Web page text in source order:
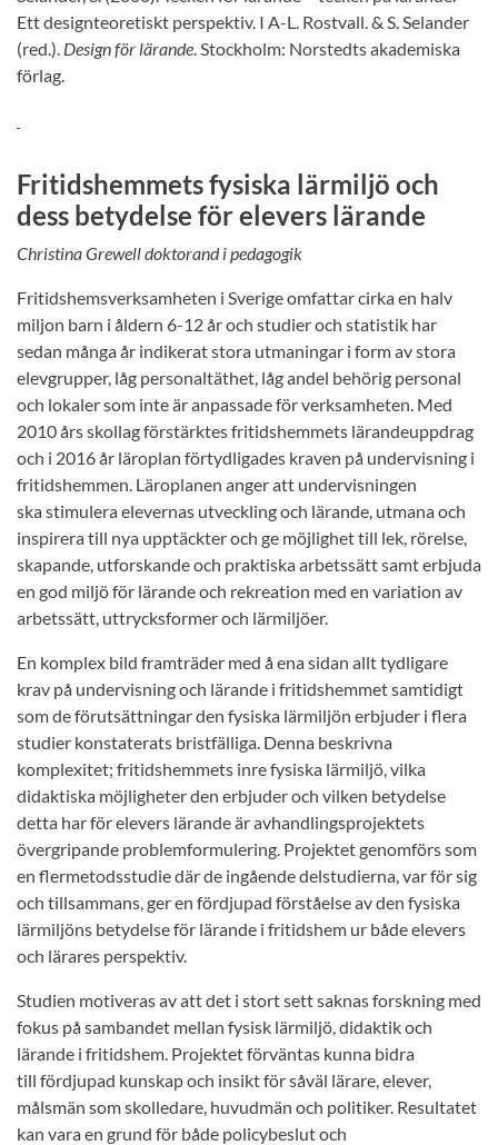
Ett designteoretiskt perspektiv. I A-L. Rostvall. & S. Selander
(red.). Design för lärande. Stockholm: Norstedts akademiska
förlag.
Fritidshemmets fysiska lärmiljö och
dess betydelse för elevers lärande
Christina Grewell doktorand i pedagogik
Fritidshemsverksamheten i Sverige omfattar cirka en halv
miljon barn i åldern 6-12 år och studier och statistik har
sedan många år indikerat stora utmaningar i form av stora
elevgrupper, låg personaltäthet, låg andel behörig personal
och lokaler som inte är anpassade för verksamheten. Med
2010 års skollag förstärktes fritidshemmets lärandeuppdrag
och i 2016 år läroplan förtydligades kraven på undervisning i
fritidshemmen. Läroplanen anger att undervisningen
ska stimulera elevernas utveckling och lärande, utmana och
inspirera till nya upptäckter och ge möjlighet till lek, rörelse,
skapande, utforskande och praktiska arbetssätt samt erbjuda
en god miljö för lärande och rekreation med en variation av
arbetssätt, uttrycksformer och lärmiljöer.
En komplex bild framträder med å ena sidan allt tydligare
krav på undervisning och lärande i fritidshemmet samtidigt
som de förutsättningar den fysiska lärmiljön erbjuder i flera
studier konstaterats bristfälliga. Denna beskrivna
komplexitet; fritidshemmets inre fysiska lärmiljö, vilka
didaktiska möjligheter den erbjuder och vilken betydelse
detta har för elevers lärande är avhandlingsprojektets
övergripande problemformulering. Projektet genomförs som
en flermetodsstudie där de ingående delstudierna, var för sig
och tillsammans, ger en fördjupad förståelse av den fysiska
lärmiljöns betydelse för lärande i fritidshem ur både elevers
och lärares perspektiv.
Studien motiveras av att det i stort sett saknas forskning med
fokus på sambandet mellan fysisk lärmiljö, didaktik och
lärande i fritidshem. Projektet förväntas kunna bidra
till fördjupad kunskap och insikt för såväl lärare, elever,
målsmän som skolledare, huvudmän och politiker. Resultatet
kan vara en grund för både policybeslut och